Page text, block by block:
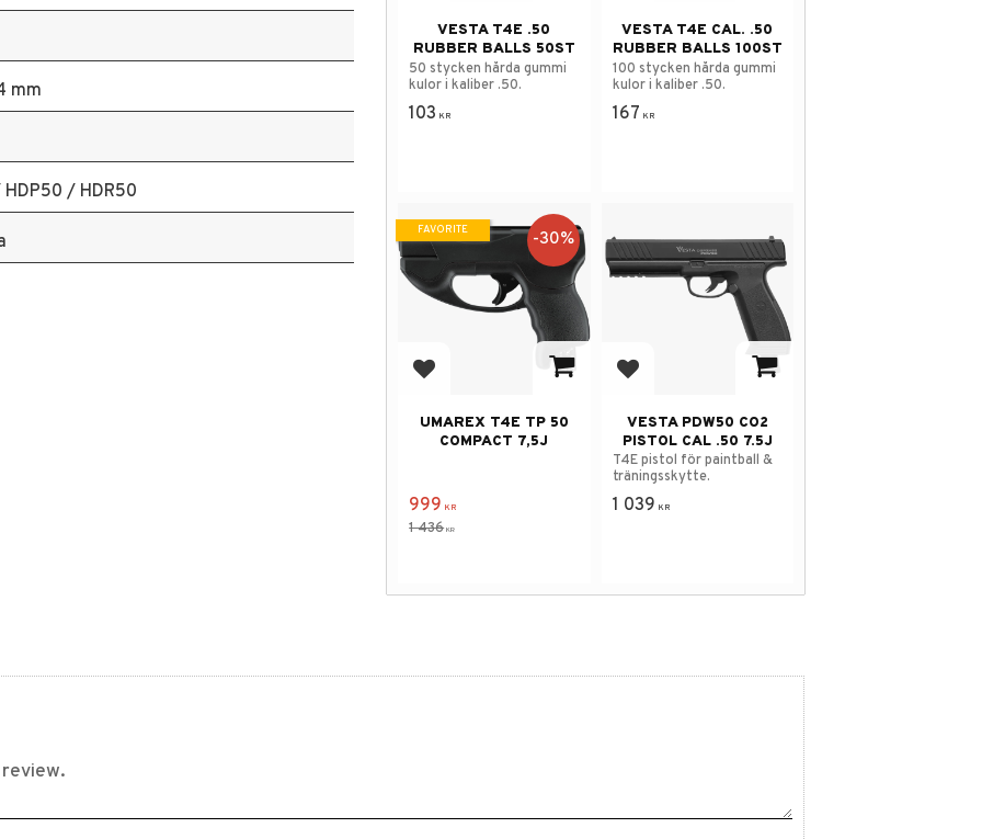
mm
/ HDR50
VESTA T4E .50
RUBBER BALLS 50ST
50 stycken hårda gummi
kulor i kaliber .50.
103 KR
VESTA T4E CAL. .50
RUBBER BALLS 100ST
100 stycken hårda gummi
kulor i kaliber .50.
167 KR
Add to favorites
UMAREX T4E TP 50
COMPACT 7,5J
999 KR
1 436KR
30%
FAVORITE
Add to favorites
VESTA PDW50 CO2
PISTOL CAL .50 7.5J
T4E pistol för paintball &
träningsskytte.
1 039 KR